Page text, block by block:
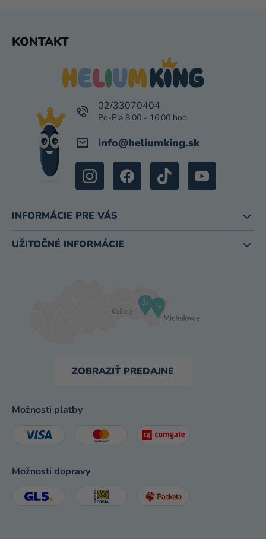
KONTAKT
info@heliumking.sk
02/33070404
INFORMÁCIE PRE VÁS
UŽITOČNÉ INFORMÁCIE
ZOBRAZIŤ PREDAJNE
Možnosti platby
Možnosti dopravy